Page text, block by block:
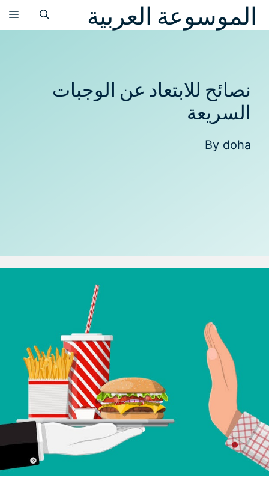
انتقلالموسوعة العربية
نصائح للابتعاد عن الوجبات
السريعة
By doha